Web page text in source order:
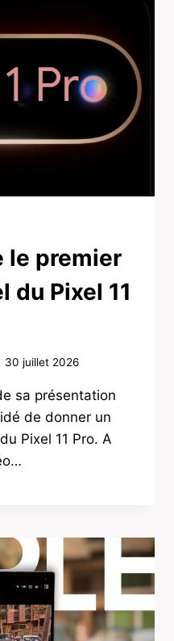
le premier
du Pixel 11
30 juillet 2026
sa présentation
de donner un
Pixel 11 Pro. A